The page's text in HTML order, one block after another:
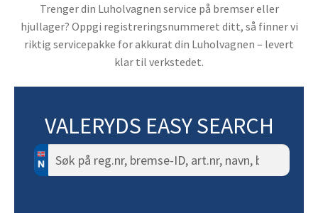
Trenger din Luholvagnen service på bremser eller
hjullager? Oppgi registreringsnummeret ditt, så finner vi
riktig servicepakke for akkurat din Luholvagnen – levert
klar til verkstedet.
VALERYDS EASY SEARCH
Søk
etter: